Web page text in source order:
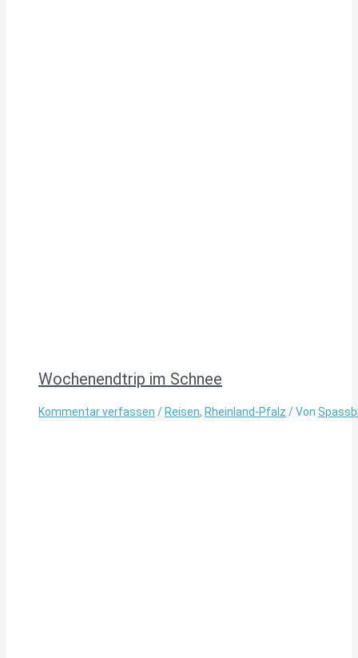
Wochenendtrip im Schnee
Kommentar verfassen / Reisen, Rheinland-Pfalz / Von